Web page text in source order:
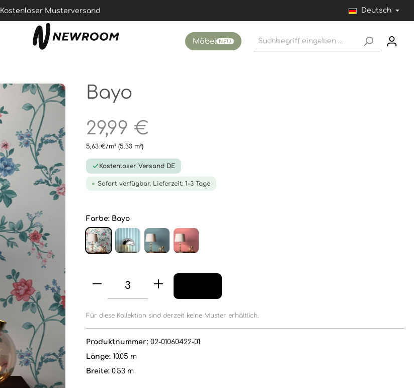
Kostenloser Musterversand Deutsch
Möbel NEU
Bayo
29,99 €
5,63 €/m² (5.33 m²)
Kostenloser Versand DE
Sofort verfügbar, Lieferzeit: 1-3 Tage
Farbe: Bayo
Für diese Kollektion sind derzeit keine Muster erhältlich.
Produktnummer: 02-01060422-01
Länge: 10.05 m
Breite: 0.53 m